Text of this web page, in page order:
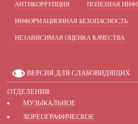
АНТИКОРРУПЦИЯ ПОЛЕЗНАЯ
ИНФОРМАЦИОННАЯ БЕЗОПАСНОСТЬ
НЕЗАВИСИМАЯ ОЦЕНКА КАЧЕСТВА
ВЕРСИЯ ДЛЯ СЛАБОВИДЯЩИХ
ОТДЕЛЕНИЯ:
МУЗЫКАЛЬНОЕ
ХОРЕОГРАФИЧЕСКОЕ